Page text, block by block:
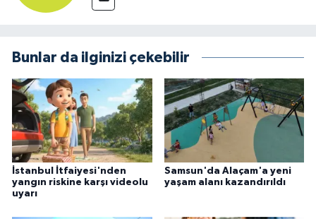
Bunlar da ilginizi çekebilir
İstanbul İtfaiyesi'nden
yangın riskine karşı videolu
uyarı
Samsun'da Alaçam'a yeni
yaşam alanı kazandırıldı